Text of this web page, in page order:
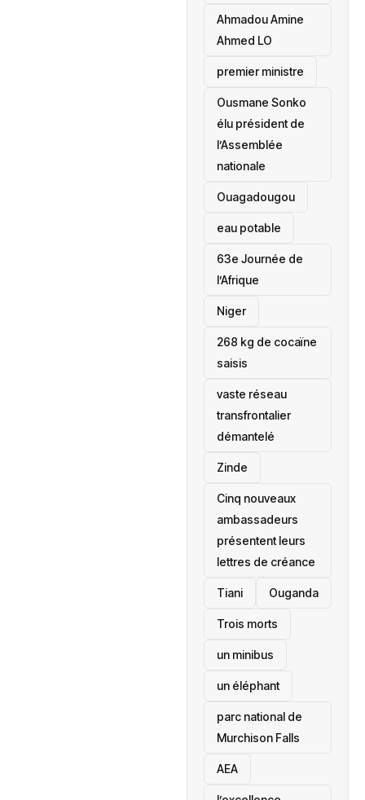
Ahmadou Amine
Ahmed LO
premier ministre
Ousmane Sonko
élu président de
l’Assemblée
nationale
‎Ouagadougou
eau potable
63e Journée de
l’Afrique
‎Niger
268 kg de cocaïne
saisis
vaste réseau
transfrontalier
démantelé
Zinde
Cinq nouveaux
ambassadeurs
présentent leurs
lettres de créance
Tiani ‎Ouganda
Trois morts
un minibus
un éléphant
parc national de
Murchison Falls
AEA